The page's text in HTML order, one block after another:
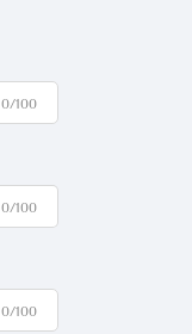
0/100
0/100
0/100